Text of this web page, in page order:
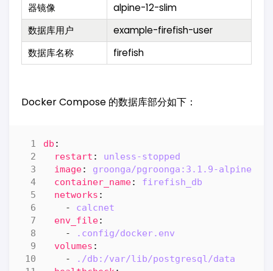
器镜像
alpine-12-slim
数据库用户
example-firefish-user
数据库名称
firefish
Docker Compose 的数据库部分如下：
db :
restart :
unless-stopped
image:
groonga/pgroonga:3.1.9-alpine-
container_name:
firefish_db
networks :
- calcnet
env_file:
-
.config/docker.env
volumes :
-
./db:/var/lib/postgresql/data